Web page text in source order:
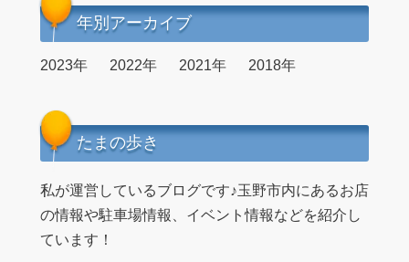
年別アーカイブ
2023年 2022年 2021年 2018年
たまの歩き
私が運営しているブログです♪玉野市内にあるお店
の情報や駐車場情報、イベント情報などを紹介し
ています！